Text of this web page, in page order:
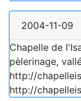
2004-11-09
Chapelle de
pèlerinage,
http://
http://